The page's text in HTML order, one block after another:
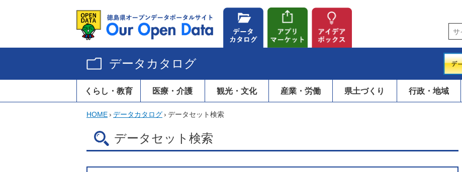
データカタログ
くらし・教育 医療・介護 観光・文化 産業・労働 県土づくり 行政・地域
HOME› データカタログ› データセット検索
データセット検索